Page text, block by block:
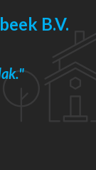
B.V.